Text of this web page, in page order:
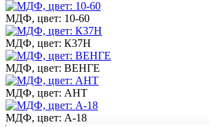
МДФ, цвет: 10-60
МДФ, цвет: К37Н
МДФ, цвет: ВЕНГЕ
МДФ, цвет: АНТ
МДФ, цвет: А-18